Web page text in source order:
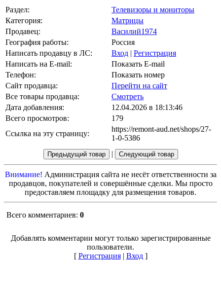
Раздел:
Телевизоры и мониторы
Категория:
Матрицы
Продавец:
Василий1974
География работы:
Россия
Написать продавцу в ЛС:
Вход | Регистрация
Написать на E-mail:
Показать E-mail
Телефон:
Показать номер
Сайт продавца:
Перейти на сайт
Все товары продавца:
Смотреть
Дата добавления:
12.04.2026 в 18:13:46
Всего просмотров:
179
Ссылка на эту страницу:
https://remont-aud.net/shops/27-
1-0-5386
|
Внимание! Администрация сайта не несёт ответственности за
продавцов, покупателей и совершённые сделки. Мы просто
предоставляем площадку для размещения товаров.
Всего комментариев: 0
Добавлять комментарии могут только зарегистрированные
пользователи.
[ Регистрация| Вход]